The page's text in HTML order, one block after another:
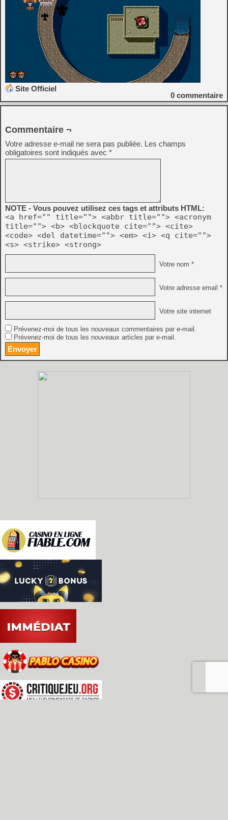
Site Officiel
0 commentaire
Commentaire ¬
Votre adresse e-mail ne sera pas publiée. Les champs
obligatoires sont indiqués avec *
NOTE - Vous pouvez utilisez ces tags et attributs HTML:
<a href="" title=""> <abbr title=""> <acronym
title=""> <b> <blockquote cite=""> <cite>
<code> <del datetime=""> <em> <i> <q cite="">
<s> <strike> <strong>
Votre nom *
Votre adresse email *
Votre site internet
Prévenez-moi de tous les nouveaux commentaires par e-mail.
Prévenez-moi de tous les nouveaux articles par e-mail.